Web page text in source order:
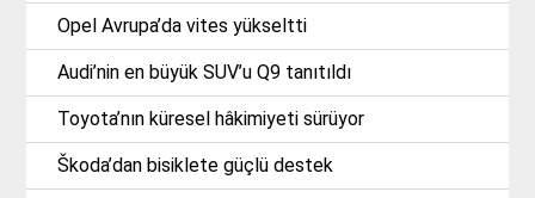
Opel Avrupa’da vites yükseltti
Audi’nin en büyük SUV’u Q9 tanıtıldı
Toyota’nın küresel hâkimiyeti sürüyor
Škoda’dan bisiklete güçlü destek